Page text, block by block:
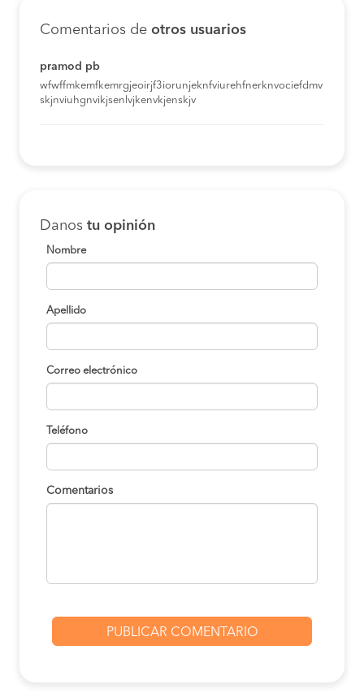
Comentarios de otros usuarios
pramod pb
wfwffmkemfkemrgjeoirjf3iorunjeknfviurehfnerknvociefdmv
skjnviuhgnvikjsenlvjkenvkjenskjv
Danos tu opinión
Nombre
Apellido
Correo electrónico
Teléfono
Comentarios